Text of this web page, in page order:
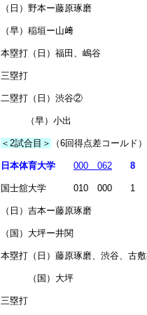
（日）野本ー藤原琢磨
（早）稲垣ー山﨑
本塁打（日）福田、嶋谷
三塁打
二塁打（日）渋谷②
（早）小出
＜2試合目＞ （6回得点差コールド）
日本体育大学 000 062 8
国士舘大学 010 000 1
（日）吉本ー藤原琢磨
（国）大坪ー井関
本塁打（日）藤原琢磨、渋谷、古
（国）大坪
三塁打